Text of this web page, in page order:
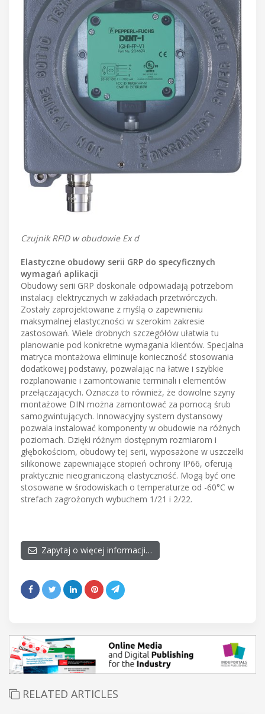
Czujnik RFID w obudowie Ex d
Elastyczne obudowy serii GRP do specyficznych
wymagań aplikacji
Obudowy serii GRP doskonale odpowiadają potrzebom
instalacji elektrycznych w zakładach przetwórczych.
Zostały zaprojektowane z myślą o zapewnieniu
maksymalnej elastyczności w szerokim zakresie
zastosowań. Wiele drobnych szczegółów ułatwia tu
planowanie pod konkretne wymagania klientów. Specjalna
matryca montażowa eliminuje konieczność stosowania
dodatkowej podstawy, pozwalając na łatwe i szybkie
rozplanowanie i zamontowanie terminali i elementów
przełączających. Oznacza to również, że dowolne szyny
montażowe DIN można zamontować za pomocą śrub
samogwintujących. Innowacyjny system dystansowy
pozwala instalować komponenty w obudowie na różnych
poziomach. Dzięki różnym dostępnym rozmiarom i
głębokościom, obudowy tej serii, wyposażone w uszczelki
silikonowe zapewniające stopień ochrony IP66, oferują
praktycznie nieograniczoną elastyczność. Mogą być one
stosowane w środowiskach o temperaturze od -60°C w
strefach zagrożonych wybuchem 1/21 i 2/22.
Zapytaj o więcej informacji…
RELATED ARTICLES